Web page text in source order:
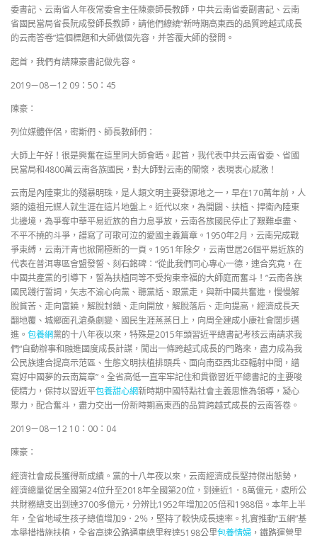
委書記、云南省人年夜常委會主任陳豪師長教師，中共云南省委副書記、云南
省國民當局省長阮成發師長教師，請他們繚繞“新時期高東西的品質跨越式成長
的云南答卷”這個標題和大師做個先容，并答覆大師的發問。
起首，我們有請陳豪書記做先容。
2019－08－12 09：50：45
陳豪：
列位媒體伴侶，密斯們、師長教師們：
大師上午好！很是興奮在這里同大師會晤。起首，我代表中共云南省委、省國
民當局和4800萬云南各族國民，對大師對云南的關懷，表現衷心感激！
云南是內陸東北的殘暴明珠，是人類文明主要發源地之一，早在170萬年前，人
類的遠祖元謀人就生涯在這片地盤上。近代以來，為開闢、扶植、捍衛內陸東
北邊境，為爭奪中華平易近族的自力息爭放，云南各族國民停止了艱難卓盡、
不平不撓的斗爭，譜寫了可歌可泣的愛國主義篇章。1950年2月，云南完成戰
爭束縛，云南汗青也掀開極新的一頁。1951年除夕，云南世居26個平易近族的
代表在普洱專區會盟發誓、刻石銘碑：“從此我們同心專心一德，連合究竟，在
中國共產黨的引導下，誓為扶植同等不受拘束幸福的大師庭而奮斗！”云南各族
國民踐行誓詞，矢志不渝心向黨、聽黨話、跟黨走，與新中國共奮進，慢慢解
脫貧苦、走向富饒，解脫封鎖、走向開放，解脫落后、走向提高，經濟成長天
翻地覆、城鄉面孔滄桑劇變、國民生涯蒸蒸日上，向周全建成小康社會闊步邁
進。 包養網黨的十八年夜以來，特殊是2015年頭習近平總書記考核云南請求我
們“自動辦事和融進國度成長計謀，闖出一條跨越式成長的門路來，盡力成為我
公民族連合提高示范區、生態文明扶植排頭兵、面向南亞西北亞輻射中間，譜
寫好中國夢的云南篇章”。全省高低一直牢牢記住和貫徹習近平總書記的主要唆
使精力，保持以習近平包養甜心網新時期中國特點社會主義思惟為領導，凝心
聚力，配合奮斗，盡力交出一份新時期高東西的品質跨越式成長的云南答卷。
2019－08－12 10：00：04
陳豪：
經濟社會成長獲得新成績。黨的十八年夜以來，云南經濟成長堅持傑出態勢，
經濟總量從居全國第24位升至2018年全國第20位，到達近1．8萬億元，處所公
共財務總支出到達3700多億元，分辨比1952年增加205倍和1988倍。本年上半
年，全省地域生孩子總值增加9．2％，堅持了較快成長速率。扎實推動“五網”基
本舉措措施扶植，全省高速公路通車總里程達5198公里包養情婦 ，鐵路運營里